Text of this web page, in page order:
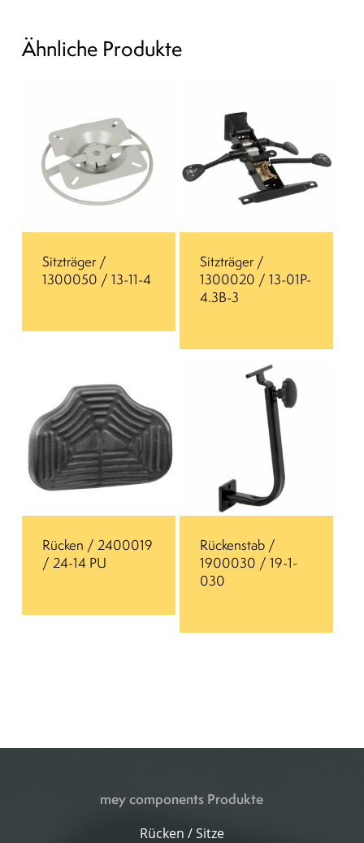
Ähnliche Produkte
Sitzträger /
1300050 / 13-11-4
Sitzträger /
1300020 / 13-01P-
4.3B-3
Rücken / 2400019
/ 24-14 PU
Rückenstab /
1900030 / 19-1-
030
mey components Produkte
Rücken / Sitze